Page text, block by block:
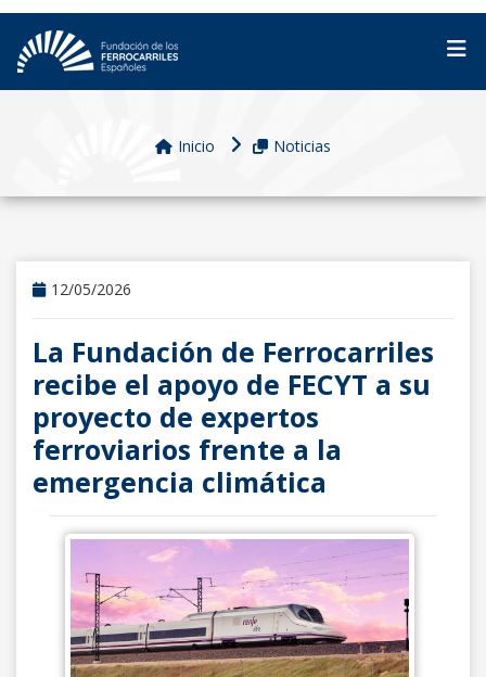
Inicio Noticias
12/05/2026
La Fundación de Ferrocarriles
recibe el apoyo de FECYT a su
proyecto de expertos
ferroviarios frente a la
emergencia climática